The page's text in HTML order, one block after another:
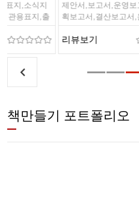
제안서,보고서,운영보고서,운영계
획보고서,결산보고서,운영결산보
고서,경영전략보고서,사업계획서,
사업제안서,제본,계획서,제출문,표
리뷰보기
책만들기 포트폴리오